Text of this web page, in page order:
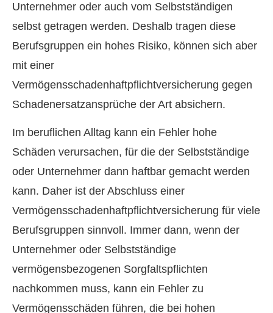
Unternehmer oder auch vom Selbstständigen
selbst getragen werden. Deshalb tragen diese
Berufsgruppen ein hohes Risiko, können sich aber
mit einer
Vermögensschadenhaftpflichtversicherung gegen
Schadenersatzansprüche der Art absichern.
Im beruflichen Alltag kann ein Fehler hohe
Schäden verursachen, für die der Selbstständige
oder Unternehmer dann haftbar gemacht werden
kann. Daher ist der Abschluss einer
Vermögensschadenhaftpflichtversicherung für viele
Berufsgruppen sinnvoll. Immer dann, wenn der
Unternehmer oder Selbstständige
vermögensbezogenen Sorgfaltspflichten
nachkommen muss, kann ein Fehler zu
Vermögensschäden führen, die bei hohen